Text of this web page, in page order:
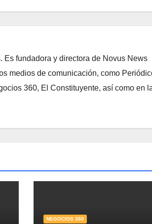
fundadora y directora de Novus News
medios de comunicación, como
360, El Constituyente, así como en
NEGOCIOS 360